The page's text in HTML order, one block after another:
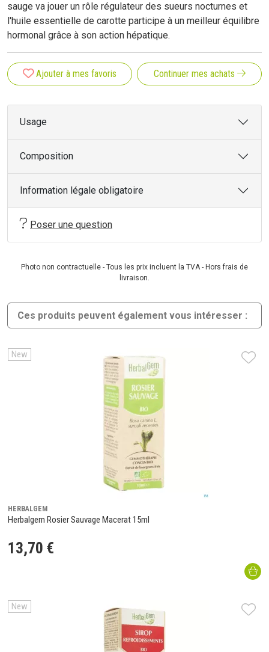
sauge va jouer un rôle régulateur des sueurs nocturnes et
l'huile essentielle de carotte participe à un meilleur équilibre
hormonal grâce à son action hépatique.
Ajouter à mes favoris Continuer mes achats
Usage
Composition
Information légale obligatoire
Poser une question
Photo non contractuelle - Tous les prix incluent la TVA - Hors frais de
livraison.
Ces produits peuvent également vous intéresser :
New
HERBALGEM
Herbalgem Rosier Sauvage Macerat 15ml
13,70 €
New